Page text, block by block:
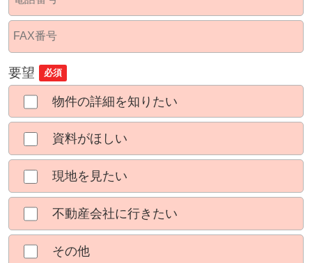
要望 必須
物件の詳細を知りたい
資料がほしい
現地を見たい
不動産会社に行きたい
その他